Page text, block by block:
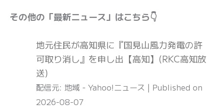
その他の「最新ニュース」はこちら👇
地元住民が高知県に『国見山風力発電の許
可取り消し』を申し出【高知】(RKC高知放
送)
配信元: 地域 - Yahoo!ニュース
Published on
2026-08-07